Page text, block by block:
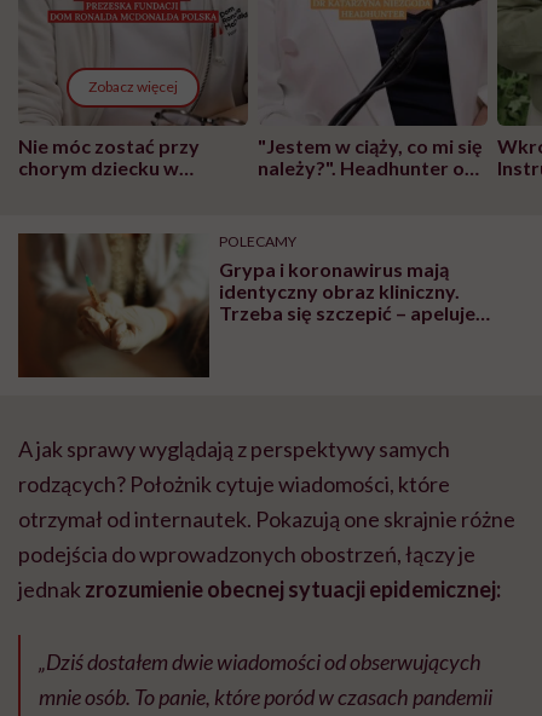
Zobacz więcej
Nie móc zostać przy
chorym dziecku w
może chyba tylko
głupota i brak
wyobraźni"
"Jestem w ciąży, co mi się
należy?". Headhunter o
pracy
POLECAMY
Grypa i koronawirus mają
identyczny obraz kliniczny.
Trzeba się szczepić – apeluje
A jak sprawy wyglądają z perspektywy samych
rodzących? Położnik cytuje wiadomości, które
otrzymał od internautek. Pokazują one skrajnie różne
podejścia do wprowadzonych obostrzeń, łączy je
jednak zrozumienie obecnej sytuacji epidemicznej:
„Dziś dostałem dwie wiadomości od obserwujących
mnie osób. To panie, które poród w czasach pandemii